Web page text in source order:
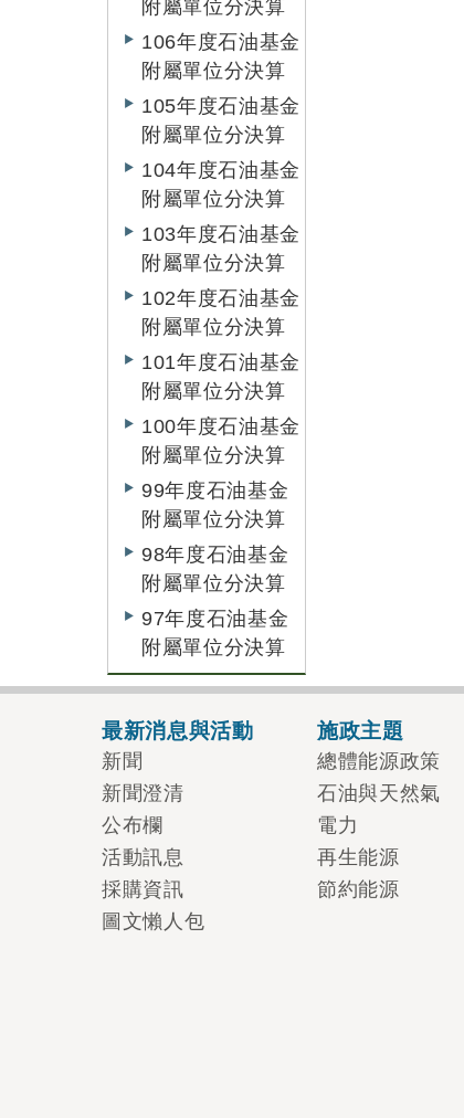
附屬單位分決算
106年度石油基金
附屬單位分決算
105年度石油基金
附屬單位分決算
104年度石油基金
附屬單位分決算
103年度石油基金
附屬單位分決算
102年度石油基金
附屬單位分決算
101年度石油基金
附屬單位分決算
100年度石油基金
附屬單位分決算
99年度石油基金
附屬單位分決算
98年度石油基金
附屬單位分決算
97年度石油基金
附屬單位分決算
最新消息與活動
新聞
新聞澄清
公布欄
活動訊息
採購資訊
圖文懶人包
施政主題
總體能源政策
石油與天然氣
電力
再生能源
節約能源